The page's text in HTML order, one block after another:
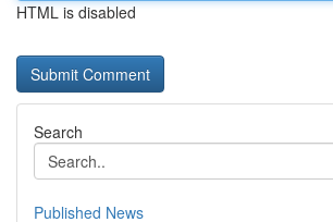
HTML is disabled
Search
Published News